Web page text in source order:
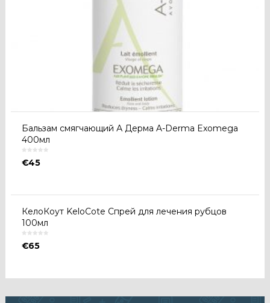
Бальзам смягчающий А Дерма A-Derma Exomega
400мл
€45
КелоКоут KeloCote Спрей для лечения рубцов
100мл
€65